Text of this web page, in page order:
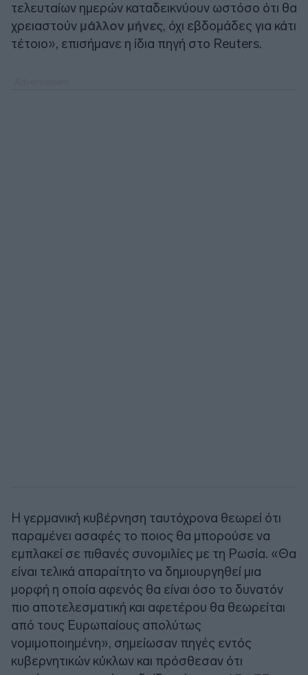
τελευταίων ημερών καταδεικνύουν ωστόσο ότι θα
χρειαστούν μάλλον μήνες, όχι εβδομάδες για κάτι
τέτοιο», επισήμανε η ίδια πηγή στο Reuters.
Η γερμανική κυβέρνηση ταυτόχρονα θεωρεί ότι
παραμένει ασαφές το ποιος θα μπορούσε να
εμπλακεί σε πιθανές συνομιλίες με τη Ρωσία. «Θα
είναι τελικά απαραίτητο να δημιουργηθεί μια
μορφή η οποία αφενός θα είναι όσο το δυνατόν
πιο αποτελεσματική και αφετέρου θα θεωρείται
από τους Ευρωπαίους απολύτως
νομιμοποιημένη», σημείωσαν πηγές εντός
κυβερνητικών κύκλων και πρόσθεσαν ότι